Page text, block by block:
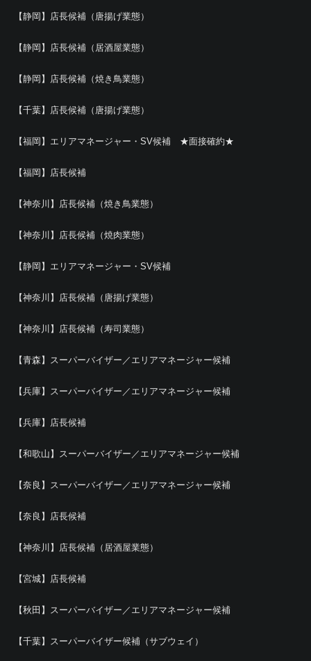
【静岡】店長候補（唐揚げ業態）
【静岡】店長候補（居酒屋業態）
【静岡】店長候補（焼き鳥業態）
【千葉】店長候補（唐揚げ業態）
【福岡】エリアマネージャー・SV候補 ★面接確約★
【福岡】店長候補
【神奈川】店長候補（焼き鳥業態）
【神奈川】店長候補（焼肉業態）
【静岡】エリアマネージャー・SV候補
【神奈川】店長候補（唐揚げ業態）
【神奈川】店長候補（寿司業態）
【青森】スーパーバイザー／エリアマネージャー候補
【兵庫】スーパーバイザー／エリアマネージャー候補
【兵庫】店長候補
【和歌山】スーパーバイザー／エリアマネージャー候補
【奈良】スーパーバイザー／エリアマネージャー候補
【奈良】店長候補
【神奈川】店長候補（居酒屋業態）
【宮城】店長候補
【秋田】スーパーバイザー／エリアマネージャー候補
【千葉】スーパーバイザー候補（サブウェイ）